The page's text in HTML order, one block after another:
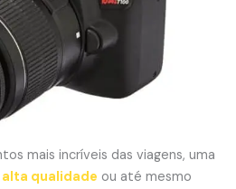
mais incríveis das viagens, uma
qualidade ou até mesmo